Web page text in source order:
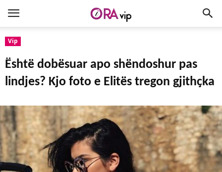
Vip
Është dobësuar apo shëndoshur pas
lindjes? Kjo foto e Elitës tregon gjithҫka